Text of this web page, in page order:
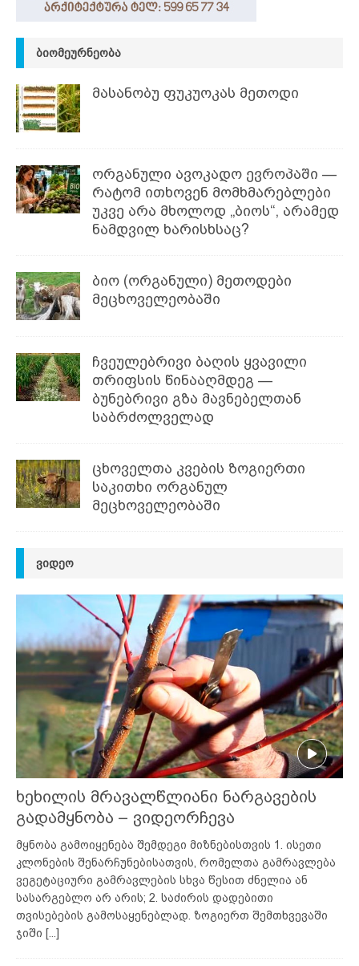
ᲑᲘᲝᲛᲔᲣᲠᲜᲔᲝᲑᲐ
მასანობუ ფუკუოკას მეთოდი
ორგანული ავოკადო ევროპაში —
რატომ ითხოვენ მომხმარებლები
უკვე არა მხოლოდ „ბიოს“, არამედ
ნამდვილ ხარისხსაც?
ბიო (ორგანული) მეთოდები
მეცხოველეობაში
ჩვეულებრივი ბაღის ყვავილი
თრიფსის წინააღმდეგ —
ბუნებრივი გზა მავნებელთან
საბრძოლველად
ცხოველთა კვების ზოგიერთი
საკითხი ორგანულ
მეცხოველეობაში
ᲕᲘᲓᲔᲝ
ხეხილის მრავალწლიანი ნარგავების
გადამყნობა – ვიდეორჩევა
მყნობა გამოიყენება შემდეგი მიზნებისთვის 1. ისეთი
კლონების შენარჩუნებისათვის, რომელთა გამრავლება
ვეგეტაციური გამრავლების სხვა წესით ძნელია ან
სასარგებლო არ არის; 2. საძირის დადებითი
თვისებების გამოსაყენებლად. ზოგიერთ შემთხვევაში
ჯიში [...]